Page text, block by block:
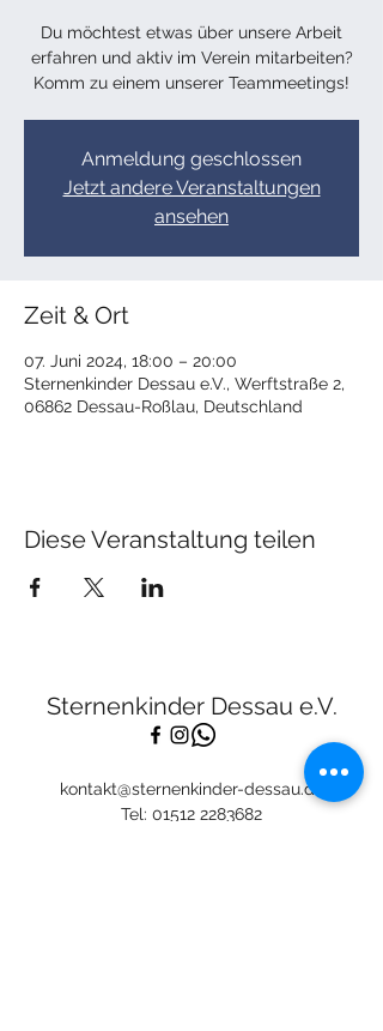
Du möchtest etwas über unsere Arbeit
erfahren und aktiv im Verein mitarbeiten?
Komm zu einem unserer Teammeetings!
Anmeldung geschlossen
Jetzt andere Veranstaltungen
ansehen
Zeit & Ort
07. Juni 2024, 18:00 – 20:00
Sternenkinder Dessau e.V., Werftstraße 2,
06862 Dessau-Roßlau, Deutschland
Diese Veranstaltung teilen
Sternenkinder Dessau e.V.
Tel: 01512 2283682
kontakt@sternenkinder-dessau.de